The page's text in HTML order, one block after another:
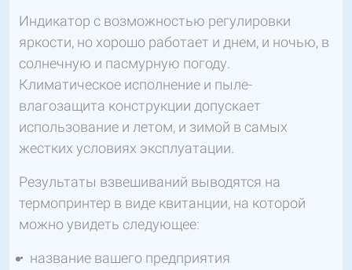
Индикатор с возможностью регулировки
яркости, но хорошо работает и днем, и ночью, в
солнечную и пасмурную погоду.
Климатическое исполнение и пыле-
влагозащита конструкции допускает
использование и летом, и зимой в самых
жестких условиях эксплуатации.
Результаты взвешиваний выводятся на
термопринтер в виде квитанции, на которой
можно увидеть следующее:
название вашего предприятия